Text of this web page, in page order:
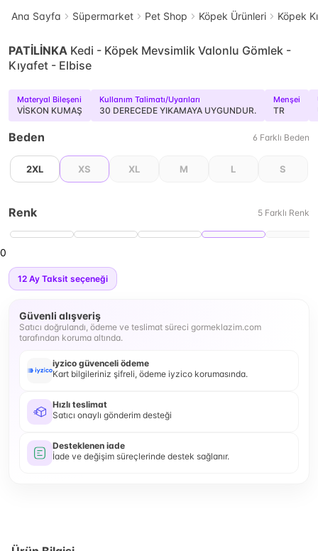
Ana Sayfa Süpermarket Pet Shop Köpek Ürünleri Köpek
PATİLİNKA Kedi - Köpek Mevsimlik Valonlu Gömlek -
Kıyafet - Elbise
Materyal Bileşeni
VİSKON KUMAŞ
Kullanım Talimatı/Uyarıları
30 DERECEDE YIKAMAYA UYGUNDUR.
Menşei
TR
Beden 6 Farklı Beden
2XL XS XL M L S
Renk 5 Farklı Renk
0
12 Ay Taksit seçeneği
Güvenli alışveriş
Satıcı doğrulandı, ödeme ve teslimat süreci gormeklazim.com
tarafından koruma altında.
iyzico güvenceli ödeme
Kart bilgileriniz şifreli, ödeme iyzico korumasında.
Hızlı teslimat
Satıcı onaylı gönderim desteği
Desteklenen iade
İade ve değişim süreçlerinde destek sağlanır.